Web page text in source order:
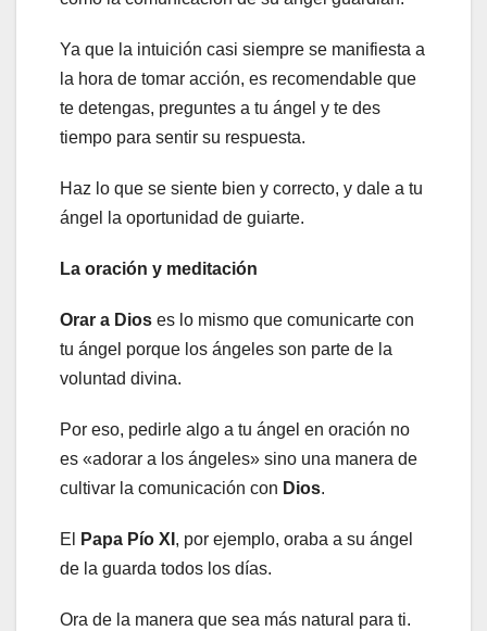
Ya que la intuición casi siempre se manifiesta a
la hora de tomar acción, es recomendable que
te detengas, preguntes a tu ángel y te des
tiempo para sentir su respuesta.
Haz lo que se siente bien y correcto, y dale a tu
ángel la oportunidad de guiarte.
La oración y meditación
Orar a Dios es lo mismo que comunicarte con
tu ángel porque los ángeles son parte de la
voluntad divina.
Por eso, pedirle algo a tu ángel en oración no
es «adorar a los ángeles» sino una manera de
cultivar la comunicación con Dios.
El Papa Pío XI , por ejemplo, oraba a su ángel
de la guarda todos los días.
Ora de la manera que sea más natural para ti.